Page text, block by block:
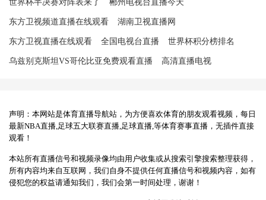
世界杯半决赛对阵表来了 郴州电视台直播今天
东方卫视频道直播在线观看 湖南卫视直播网
东方卫视直播在线观看 全国电视台直播 世界杯积分榜排名
乌兹别克斯坦VS哥伦比亚免费观看直播 高清直播电视
声明：本网站是体育直播导航站，为方便喜欢体育的朋友观看视频，每日
最新NBA直播,足球五大联赛直播,足球直播,等体育赛事直播，无插件直接
观看！
本站所有直播信号和视频录像均由用户收集或从搜索引擎搜索整理获得，
所有内容均来自互联网，我们自身不提供任何直播信号和视频内容，如有
侵犯您的权益请通知我们，我们会第一时间处理，谢谢！